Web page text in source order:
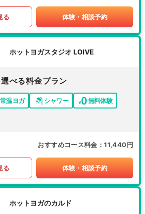
る 体験・相談予約
ホットヨガスタジオ LOIVE
選べる料金プラン
常温ヨガ シャワー
無料体験
おすすめコース料金 11,440円
る 体験・相談予約
ホットヨガのカルド